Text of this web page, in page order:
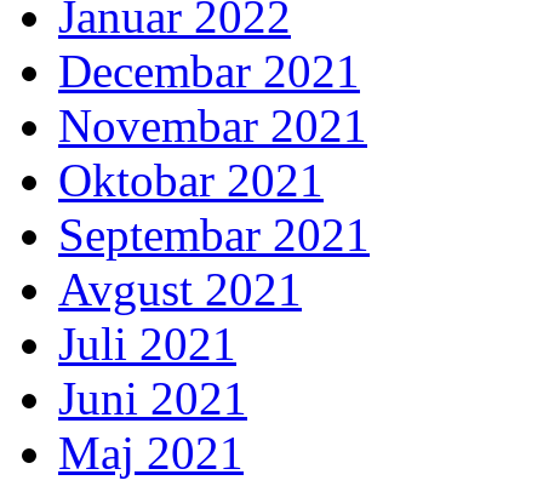
Januar 2022
Decembar 2021
Novembar 2021
Oktobar 2021
Septembar 2021
Avgust 2021
Juli 2021
Juni 2021
Maj 2021